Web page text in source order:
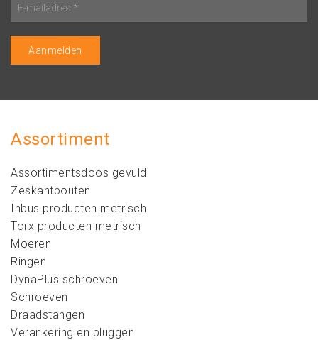
Assortiment
Assortimentsdoos gevuld
Zeskantbouten
Inbus producten metrisch
Torx producten metrisch
Moeren
Ringen
DynaPlus schroeven
Schroeven
Draadstangen
Verankering en pluggen